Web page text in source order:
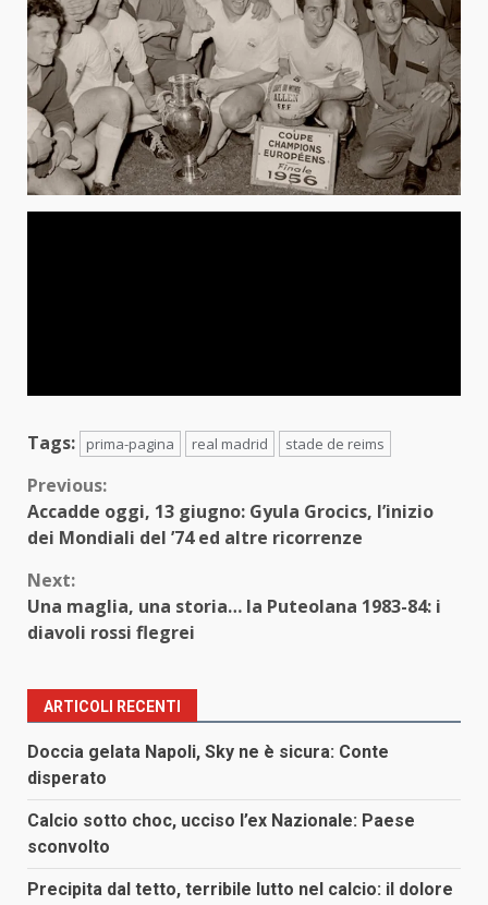
Tags: prima-pagina real madrid stade de reims
Continue
Reading
Previous:
Accadde oggi, 13 giugno: Gyula Grocics, l’inizio
dei Mondiali del ’74 ed altre ricorrenze
Next:
Una maglia, una storia… la Puteolana 1983-84: i
diavoli rossi flegrei
ARTICOLI RECENTI
Doccia gelata Napoli, Sky ne è sicura: Conte
disperato
Calcio sotto choc, ucciso l’ex Nazionale: Paese
sconvolto
Precipita dal tetto, terribile lutto nel calcio: il dolore